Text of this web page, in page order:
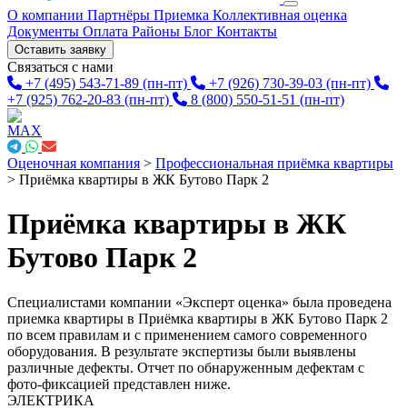
О компании Партнёры Приемка Коллективная оценка
Документы Оплата Районы Блог Контакты
Оставить заявку
Связаться с нами
+7 (495) 543-71-89 (пн-пт) +7 (926) 730-39-03 (пн-пт)
+7 (925) 762-20-83 (пн-пт) 8 (800) 550-51-51 (пн-пт)
Оценочная компания > Профессиональная приёмка квартиры
> Приёмка квартиры в ЖК Бутово Парк 2
Приёмка квартиры в ЖК
Бутово Парк 2
Специалистами компании «Эксперт оценка» была проведена
приемка квартиры в Приёмка квартиры в ЖК Бутово Парк 2
по всем правилам и с применением самого современного
оборудования. В результате экспертизы были выявлены
различные дефекты. Отчет по обнаруженным дефектам с
фото-фиксацией представлен ниже.
ЭЛЕКТРИКА